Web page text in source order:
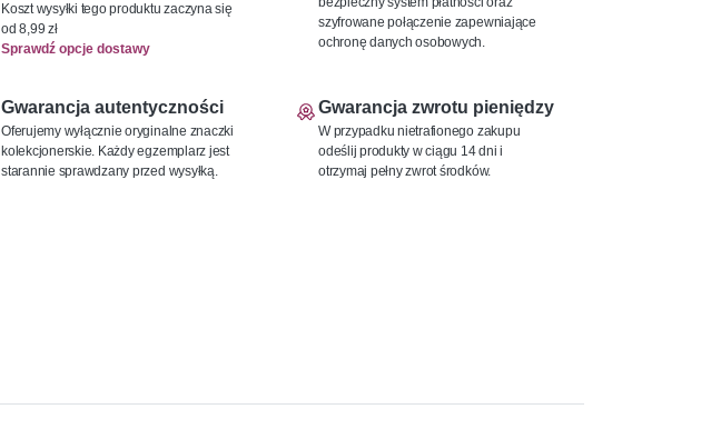
Koszt wysyłki tego produktu zaczyna się
od 8,99 zł
Sprawdź opcje dostawy
szyfrowane połączenie zapewniające
ochronę danych osobowych.
Gwarancja autentyczności
Oferujemy wyłącznie oryginalne znaczki
kolekcjonerskie. Każdy egzemplarz jest
starannie sprawdzany przed wysyłką.
Gwarancja zwrotu pieniędzy
W przypadku nietrafionego zakupu
odeślij produkty w ciągu 14 dni i
otrzymaj pełny zwrot środków.